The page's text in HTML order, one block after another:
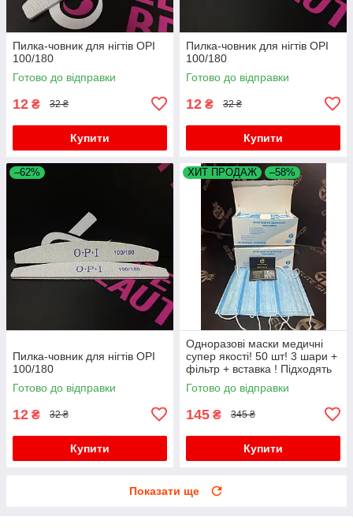
Пилка-човник для нігтів OPI
100/180
Готово до відправки
12 ₴ 32 ₴
Купити
Пилка-човник для нігтів OPI
100/180
Готово до відправки
12 ₴ 32 ₴
Купити
–62%
Пилка-човник для нігтів OPI
100/180
Готово до відправки
12 ₴ 32 ₴
Купити
ХИТ ПРОДАЖ –58%
Одноразові маски медичні
супер якості! 50 шт! 3 шари +
фільтр + вставка ! Підходять
дітям для школи!
Готово до відправки
145 ₴ 345 ₴
Купити
Показати ще